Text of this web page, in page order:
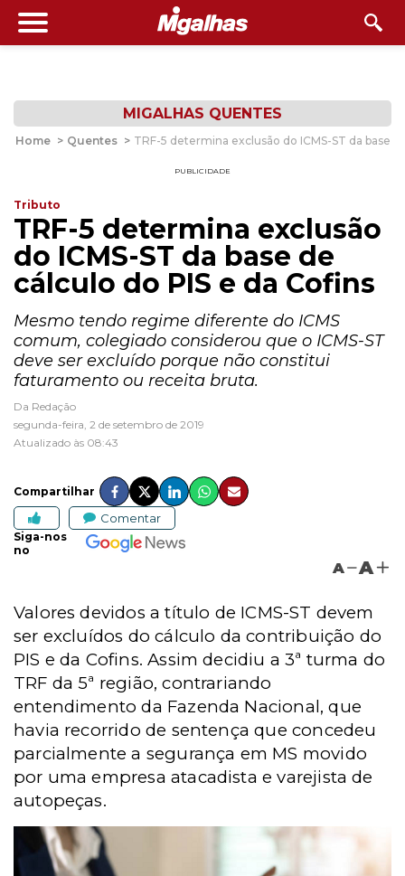
MIGALHAS QUENTES
Home > Quentes > TRF-5 determina exclusão do ICMS-ST da base
PUBLICIDADE
Tributo
TRF-5 determina exclusão
do ICMS-ST da base de
cálculo do PIS e da Cofins
Mesmo tendo regime diferente do ICMS
comum, colegiado considerou que o ICMS-ST
deve ser excluído porque não constitui
faturamento ou receita bruta.
Da Redação
segunda-feira, 2 de setembro de 2019
Atualizado às 08:43
Compartilhar
Comentar
Siga-nos
no
A A
Valores devidos a título de ICMS-ST devem
ser excluídos do cálculo da contribuição do
PIS e da Cofins. Assim decidiu a 3ª turma do
TRF da 5ª região, contrariando
entendimento da Fazenda Nacional, que
havia recorrido de sentença que concedeu
parcialmente a segurança em MS movido
por uma empresa atacadista e varejista de
autopeças.